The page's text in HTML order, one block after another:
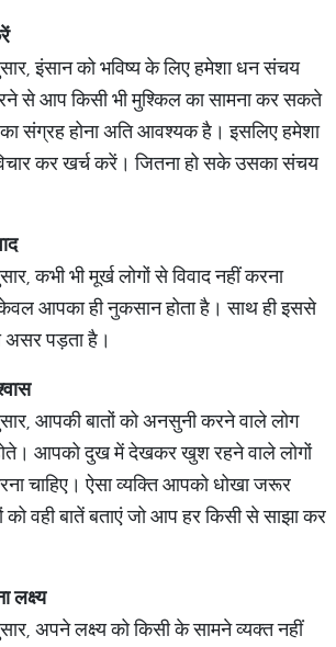
इंसान को भविष्य के लिए हमेशा धन संचय
से आप किसी भी मुश्किल का सामना कर सकते
संग्रह होना अति आवश्यक है। इसलिए हमेशा
कर खर्च करें। जितना हो सके उसका संचय
कभी भी मूर्ख लोगों से विवाद नहीं करना
आपका ही नुकसान होता है। साथ ही इससे
असर पड़ता है।
आपकी बातों को अनसुनी करने वाले लोग
होते। आपको दुख में देखकर खुश रहने वाले लोगों
चाहिए। ऐसा व्यक्ति आपको धोखा जरूर
को वही बातें बताएं जो आप हर किसी से साझा कर
लक्ष्य
अपने लक्ष्य को किसी के सामने व्यक्त नहीं